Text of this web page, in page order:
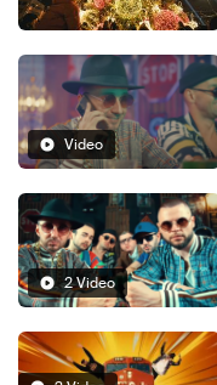
Video
2 Video